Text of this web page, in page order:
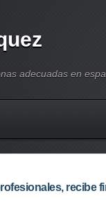
adecuadas en
recibe